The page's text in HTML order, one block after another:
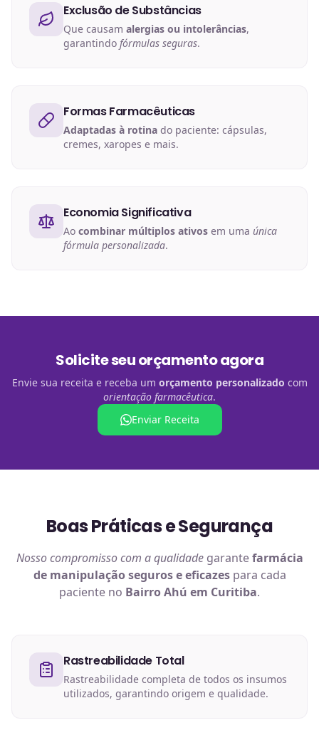
Exclusão de Substâncias
Que causam alergias ou intolerâncias,
garantindo fórmulas seguras.
Formas Farmacêuticas
Adaptadas à rotina do paciente: cápsulas,
cremes, xaropes e mais.
Economia Significativa
Ao combinar múltiplos ativos em uma única
fórmula personalizada.
Solicite seu orçamento agora
Envie sua receita e receba um orçamento personalizado com
orientação farmacêutica.
Enviar Receita
Boas Práticas e Segurança
Nosso compromisso com a qualidadegarantefarmácia
de manipulaçãoseguros e eficazespara cada
paciente no Bairro Ahú em Curitiba.
Rastreabilidade Total
Rastreabilidade completa de todos os insumos
utilizados, garantindo origem e qualidade.